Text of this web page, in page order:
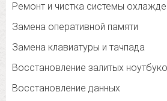
Ремонт и чистка системы
Замена оперативной памяти
Замена клавиатуры и тачпада
Восстановление залитых
Восстановление данных